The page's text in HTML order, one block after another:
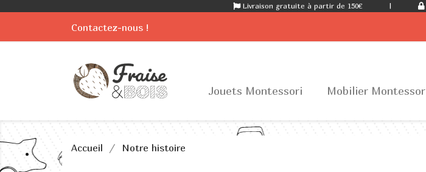
Livraison gratuite à partir de 150€ |
Contactez-nous !
Jouets Montessori Mobilier
Accueil Notre histoire